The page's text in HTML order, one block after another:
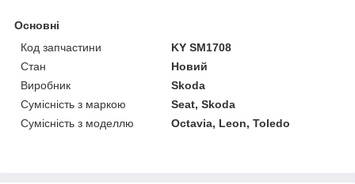
Основні
Код запчастини
KY SM1708
Стан
Новий
Виробник
Skoda
Сумісність з маркою
Seat, Skoda
Сумісність з моделлю
Octavia, Leon, Toledo